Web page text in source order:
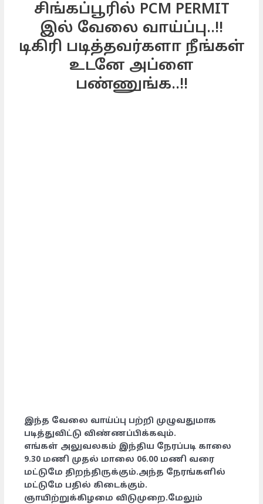
சிங்கப்பூரில் PCM PERMIT
இல் வேலை வாய்ப்பு..!!
டிகிரி படித்தவர்களா நீங்கள்
உடனே அப்ளை
பண்ணுங்க..!!
இந்த வேலை வாய்ப்பு பற்றி முழுவதுமாக
படித்துவிட்டு விண்ணப்பிக்கவும்.
எங்கள் அலுவலகம் இந்திய நேரப்படி காலை
9.30 மணி முதல் மாலை 06.00 மணி வரை
மட்டுமே திறந்திருக்கும்.அந்த நேரங்களில்
மட்டுமே பதில் கிடைக்கும்.
ஞாயிற்றுக்கிழமை விடுமுறை.மேலும்